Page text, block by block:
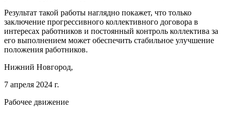
Результат такой работы наглядно покажет, что только
заключение прогрессивного коллективного договора в
интересах работников и постоянный контроль коллектива за
его выполнением может обеспечить стабильное улучшение
положения работников.
Нижний Новгород,
7 апреля 2024 г.
Рабочее движение